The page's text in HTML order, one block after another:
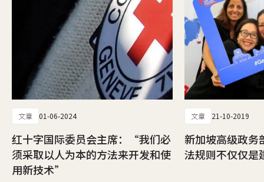
文章 01-06-2024
红十字国际委员会主席：“我们必
须采取以人为本的方法来开发和使
用新技术”
文章 21-10-2019
新加坡高级政务
法规则不仅仅是